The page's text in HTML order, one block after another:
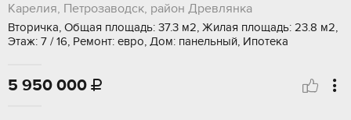
Карелия, Петрозаводск, район Древлянка
Вторичка, Общая площадь: 37.3 м2, Жилая площадь: 23.8 м2,
Этаж: 7 / 16, Ремонт: евро, Дом: панельный, Ипотека
5 950 000 